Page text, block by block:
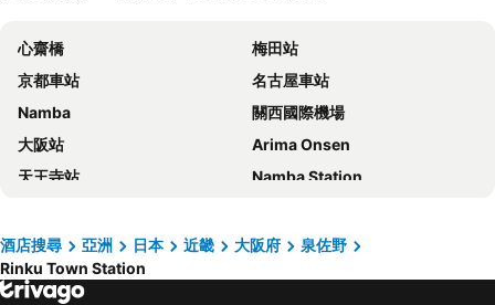
Hotel Route Inn Osaka Izumifuchu
KURA HOTEL IZUMISANO
關西機場第一小屋酒店
Hotel The Next Kanku
SAKURAKICHI HOTEL
EZ HOTEL Kansai Airport Seaside
Hotel Kanade Kanku Kaizuka
Seagull
Hotel Route-Inn Osaka Kishiwada -Higashikishiwada Ekimae Kansai Airport-
Kansai Airport Hotel Pine Villa
Kansai Airport First Hotel
Izumisano Center Hotel
HOTEL ROUTE-INN Osaka Takaishi -Hagoromo Ekimae-
心齋橋
梅田站
京都車站
名古屋車站
Namba
關西國際機場
大阪站
Arima Onsen
天王寺站
Namba Station
梅田天空之城
神戶三宮車站
Namba City
酒店搜尋 亞洲 日本 近畿 大阪府
泉佐野
Rinku Town Station